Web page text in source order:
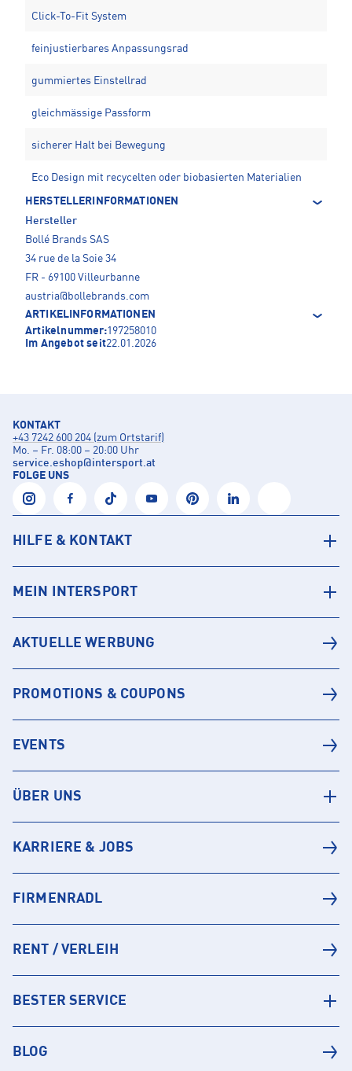
Click-To-Fit System
feinjustierbares Anpassungsrad
gummiertes Einstellrad
gleichmässige Passform
sicherer Halt bei Bewegung
Eco Design mit recycelten oder biobasierten Materialien
HERSTELLERINFORMATIONEN
Hersteller
Bollé Brands SAS
34 rue de la Soie 34
FR - 69100 Villeurbanne
austria@bollebrands.com
ARTIKELINFORMATIONEN
Artikelnummer:197258010
Im Angebot seit22.01.2026
KONTAKT
+43 7242 600 204 (zum Ortstarif)
Mo. – Fr. 08:00 – 20:00 Uhr
service.eshop@intersport.at
FOLGE UNS
HILFE & KONTAKT
MEIN INTERSPORT
AKTUELLE WERBUNG
PROMOTIONS & COUPONS
EVENTS
ÜBER UNS
KARRIERE & JOBS
FIRMENRADL
RENT / VERLEIH
BESTER SERVICE
BLOG